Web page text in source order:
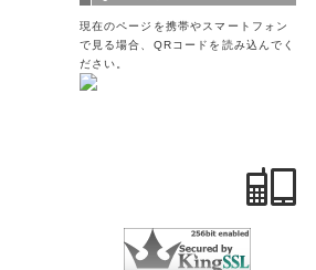
現在のページを携帯やスマートフォン
で見る場合、QRコードを読み込んでく
ださい。